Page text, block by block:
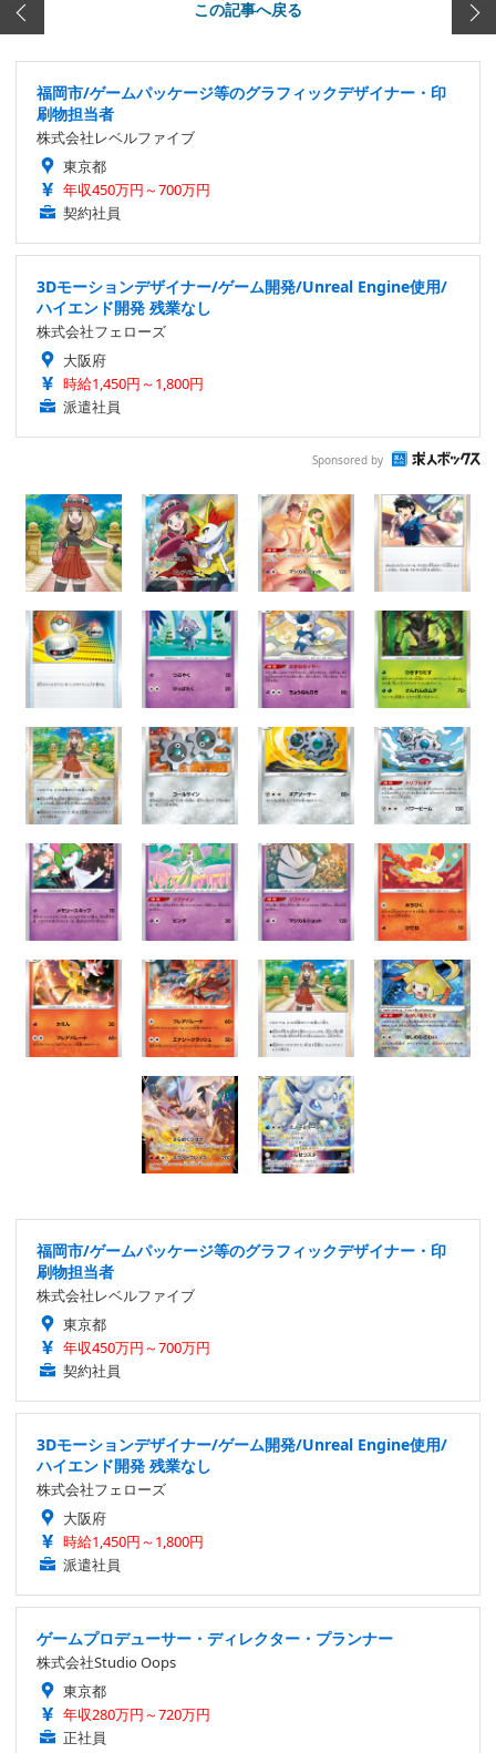
この記事へ戻る
福岡市/ゲームパッケージ等のグラフィックデザイナー・印
刷物担当者
株式会社レベルファイブ
東京都
年収450万円～700万円
契約社員
3Dモーションデザイナー/ゲーム開発/Unreal Engine使用/
ハイエンド開発 残業なし
株式会社フェローズ
大阪府
時給1,450円～1,800円
派遣社員
Sponsored by
福岡市/ゲームパッケージ等のグラフィックデザイナー・印
刷物担当者
株式会社レベルファイブ
東京都
年収450万円～700万円
契約社員
3Dモーションデザイナー/ゲーム開発/Unreal Engine使用/
ハイエンド開発 残業なし
株式会社フェローズ
大阪府
時給1,450円～1,800円
派遣社員
ゲームプロデューサー・ディレクター・プランナー
株式会社Studio Oops
東京都
年収280万円～720万円
正社員